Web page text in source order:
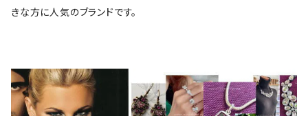
きな方に人気のブランドです。